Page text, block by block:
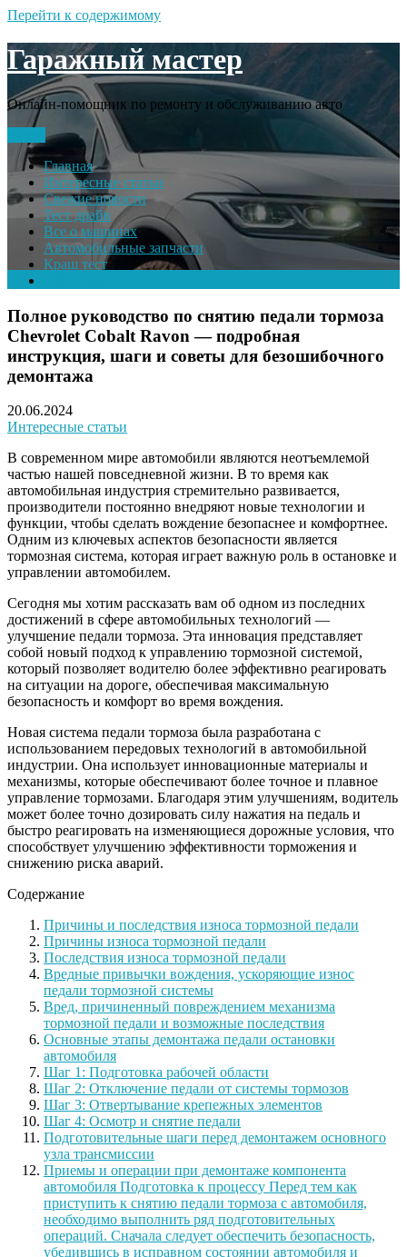
Перейти к содержимому
Гаражный мастер
Онлайн-помощник по ремонту и обслуживанию авто
Главная
Интересные статьи
Свежие новости
Тест драйв
Все о машинах
Автомобильные запчасти
Краш тест
Полное руководство по снятию педали тормоза
Chevrolet Cobalt Ravon — подробная
инструкция, шаги и советы для безошибочного
демонтажа
20.06.2024
Интересные статьи
В современном мире автомобили являются неотъемлемой
частью нашей повседневной жизни. В то время как
автомобильная индустрия стремительно развивается,
производители постоянно внедряют новые технологии и
функции, чтобы сделать вождение безопаснее и комфортнее.
Одним из ключевых аспектов безопасности является
тормозная система, которая играет важную роль в остановке и
управлении автомобилем.
Сегодня мы хотим рассказать вам об одном из последних
достижений в сфере автомобильных технологий —
улучшение педали тормоза. Эта инновация представляет
собой новый подход к управлению тормозной системой,
который позволяет водителю более эффективно реагировать
на ситуации на дороге, обеспечивая максимальную
безопасность и комфорт во время вождения.
Новая система педали тормоза была разработана с
использованием передовых технологий в автомобильной
индустрии. Она использует инновационные материалы и
механизмы, которые обеспечивают более точное и плавное
управление тормозами. Благодаря этим улучшениям, водитель
может более точно дозировать силу нажатия на педаль и
быстро реагировать на изменяющиеся дорожные условия, что
способствует улучшению эффективности торможения и
снижению риска аварий.
Содержание
Причины и последствия износа тормозной педали
Причины износа тормозной педали
Последствия износа тормозной педали
Вредные привычки вождения, ускоряющие износ
педали тормозной системы
Вред, причиненный повреждением механизма
тормозной педали и возможные последствия
Основные этапы демонтажа педали остановки
автомобиля
Шаг 1: Подготовка рабочей области
Шаг 2: Отключение педали от системы тормозов
Шаг 3: Отвертывание крепежных элементов
Шаг 4: Осмотр и снятие педали
Подготовительные шаги перед демонтажем основного
узла трансмиссии
Приемы и операции при демонтаже компонента
автомобиля Подготовка к процессу Перед тем как
приступить к снятию педали тормоза с автомобиля,
необходимо выполнить ряд подготовительных
операций. Сначала следует обеспечить безопасность,
убедившись в исправном состоянии автомобиля и